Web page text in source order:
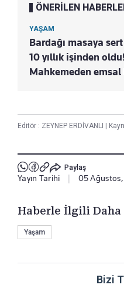
ÖNERİLEN
YAŞAM
Bardağı masaya
10 yıllık işinden oldu!
Mahkemeden emsal
Editör : ZEYNEP ERDİVANLI |
Paylaş
Yayın Tarihi | 05
Haberle İlgili Daha
Yaşam
Bizi